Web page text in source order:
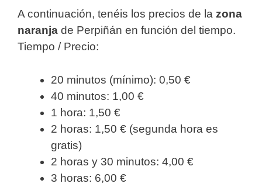
A continuación, tenéis los precios de la zona
naranja de Perpiñán en función del tiempo.
Tiempo / Precio:
20 minutos (mínimo): 0,50 €
40 minutos: 1,00 €
1 hora: 1,50 €
2 horas: 1,50 € (segunda hora es
gratis)
2 horas y 30 minutos: 4,00 €
3 horas: 6,00 €